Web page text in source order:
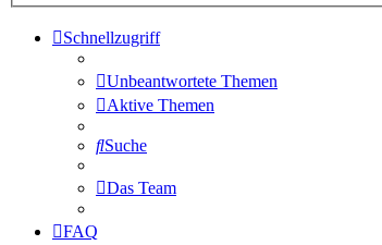
Schnellzugriff
Unbeantwortete Themen
Aktive Themen
Suche
Das Team
FAQ